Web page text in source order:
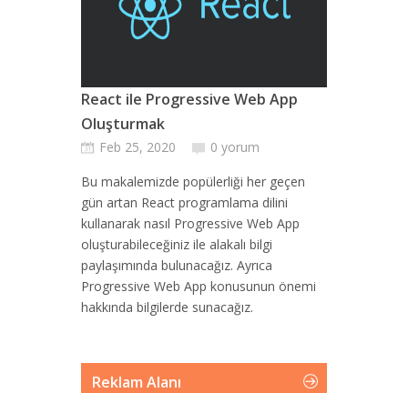
React ile Progressive Web App
Oluşturmak
Feb 25, 2020
0 yorum
Bu makalemizde popülerliği her geçen
gün artan React programlama dilini
kullanarak nasıl Progressive Web App
oluşturabileceğiniz ile alakalı bilgi
paylaşımında bulunacağız. Ayrıca
Progressive Web App konusunun önemi
hakkında bilgilerde sunacağız.
Reklam Alanı